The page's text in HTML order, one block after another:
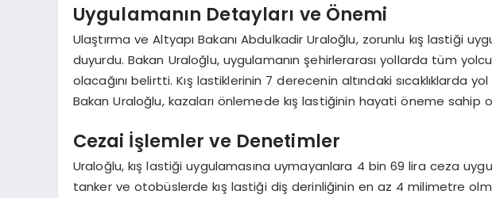
Uygulamanın Detayları ve Önemi
Ulaştırma ve Altyapı Bakanı Abdulkadir Uraloğlu, zorunlu kış lastiği
duyurdu. Bakan Uraloğlu, uygulamanın şehirlerarası yollarda tüm
olacağını belirtti. Kış lastiklerinin 7 derecenin altındaki sıcaklıklarda
Bakan Uraloğlu, kazaları önlemede kış lastiğinin hayati öneme sahip
Cezai İşlemler ve Denetimler
Uraloğlu, kış lastiği uygulamasına uymayanlara 4 bin 69 lira ceza
tanker ve otobüslerde kış lastiği diş derinliğinin en az 4 milimetre